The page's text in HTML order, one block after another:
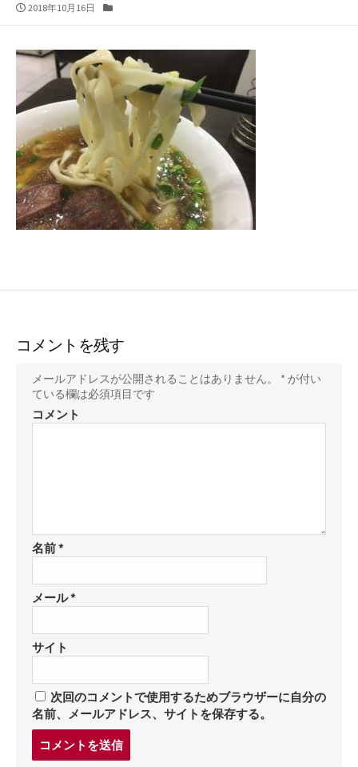
公
2018年10月16日
リ
ー
コメントを残す
メールアドレスが公開されることはありません。 * が付い
ている欄は必須項目です
コメント
名前*
メール*
サイト
次回のコメントで使用するためブラウザーに自分の
名前、メールアドレス、サイトを保存する。